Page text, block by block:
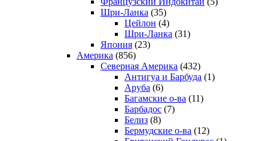
Шри-Ланка (35)
Цейлон (4)
Шри-Ланка (31)
Япония (23)
Америка (856)
Северная Америка (432)
Антигуа и Барбуда (1)
Аруба (6)
Багамские о-ва (11)
Барбадос (7)
Белиз (8)
Бермудские о-ва (12)